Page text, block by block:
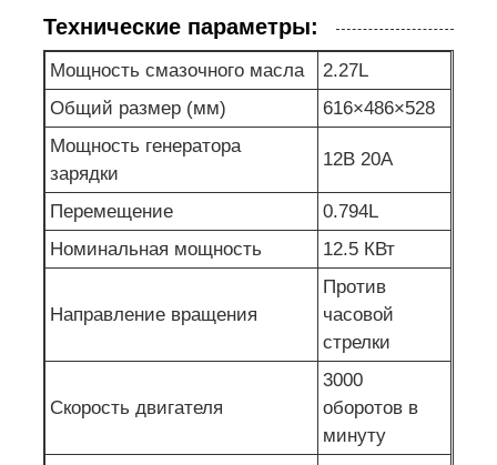
Технические параметры:
Мощность смазочного масла
2.27L
Общий размер (мм)
616×486×528
Мощность генератора
зарядки
12В 20А
Перемещение
0.794L
Номинальная мощность
12.5 КВт
Направление вращения
Против
часовой
стрелки
Скорость двигателя
3000
оборотов в
минуту